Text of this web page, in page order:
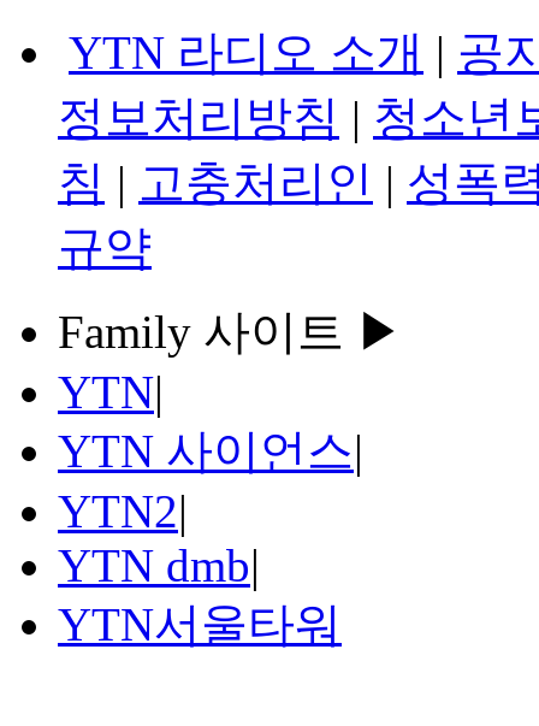
YTN 라디오 소개 | 공
정보처리방침 | 청소년
침 | 고충처리인 | 성폭
규약
Family 사이트 ▶
YTN|
YTN 사이언스|
YTN2|
YTN dmb|
YTN서울타워